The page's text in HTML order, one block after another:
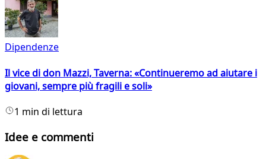
Dipendenze
Il vice di don Mazzi, Taverna: «Continueremo ad aiutare i
giovani, sempre più fragili e soli»
1 min di lettura
Idee e commenti